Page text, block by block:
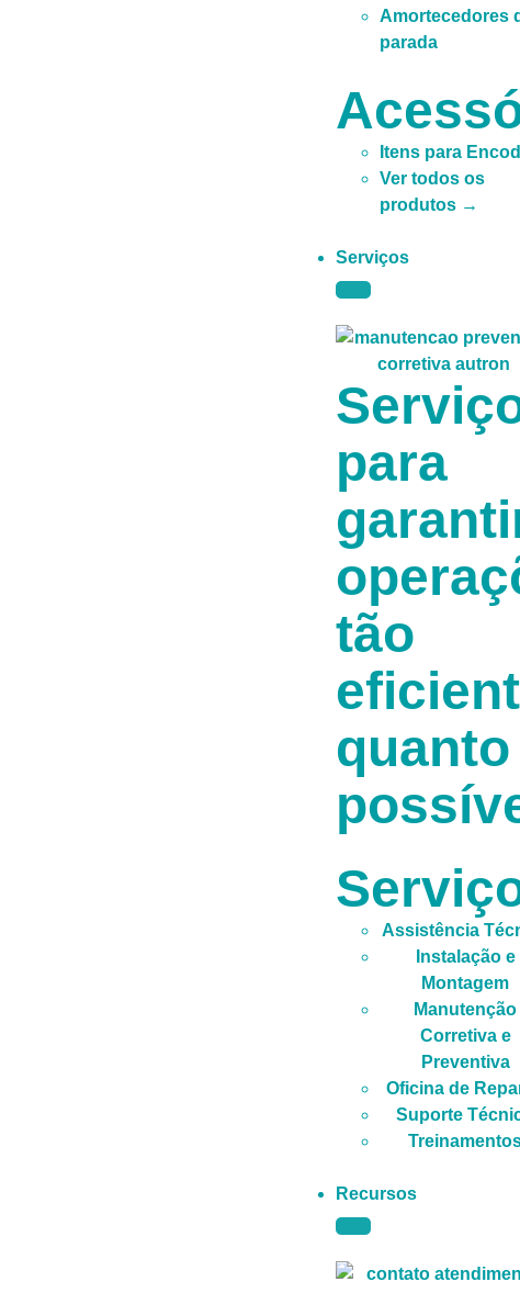
Amortecedores
parada
Itens para
Ver todos os
produtos →
Serviços
para
tão
quanto
Assistência
Instalação e
Montagem
Manutenção
Corretiva e
Preventiva
Oficina de
Suporte
Recursos